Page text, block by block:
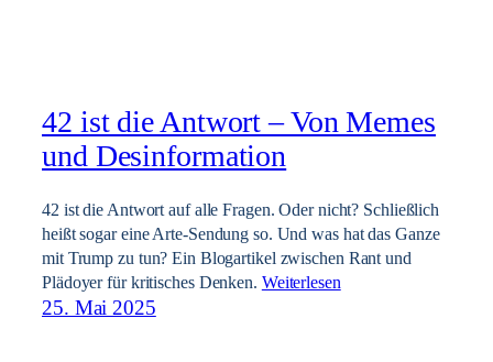
42 ist die Antwort – Von Memes
und Desinformation
42 ist die Antwort auf alle Fragen. Oder nicht? Schließlich
heißt sogar eine Arte-Sendung so. Und was hat das Ganze
mit Trump zu tun? Ein Blogartikel zwischen Rant und
Plädoyer für kritisches Denken. Weiterlesen
25. Mai 2025